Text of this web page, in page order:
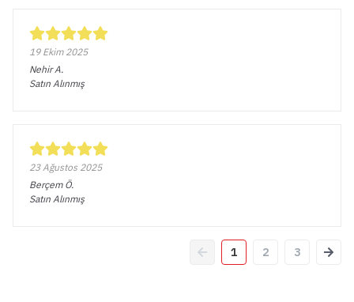
19 Ekim 2025
Nehir A.
Satın Alınmış
23 Ağustos 2025
Berçem Ö.
Satın Alınmış
1 2 3